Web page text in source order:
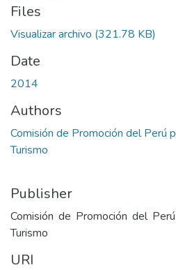
Files
Visualizar archivo (321.78 KB)
Date
2014
Authors
Comisión de Promoción del Perú
Turismo
Publisher
Comisión de Promoción del
Turismo
URI